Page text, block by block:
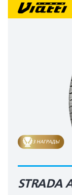
3 НАГРАДЫ
STRADA